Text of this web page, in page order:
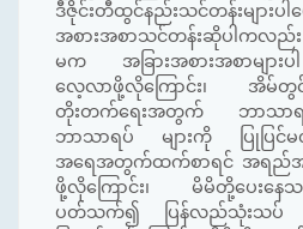
ဒီဇိုင်းတီထွင်နည်းသင်တန်းများပါပ
အစားအစာသင်တန်းဆိုပါကလည်
မက အခြားအစားအစာများပ
လေ့လာဖို့လိုကြောင်း၊ အိမ်တွင်းမှု
တိုးတက်ရေးအတွက် ဘာသာရပ်
ဘာသာရပ် များကို ပြုပြင်မလာ
အရေအတွက်ထက်စာရင် အရည်အ
ဖို့လိုကြောင်း၊ မိမိတို့ပေးန
ပတ်သက်၍ ပြန်လည်သုံးသပ် ဆွ